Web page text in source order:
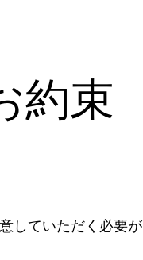
約束
していただく必要が